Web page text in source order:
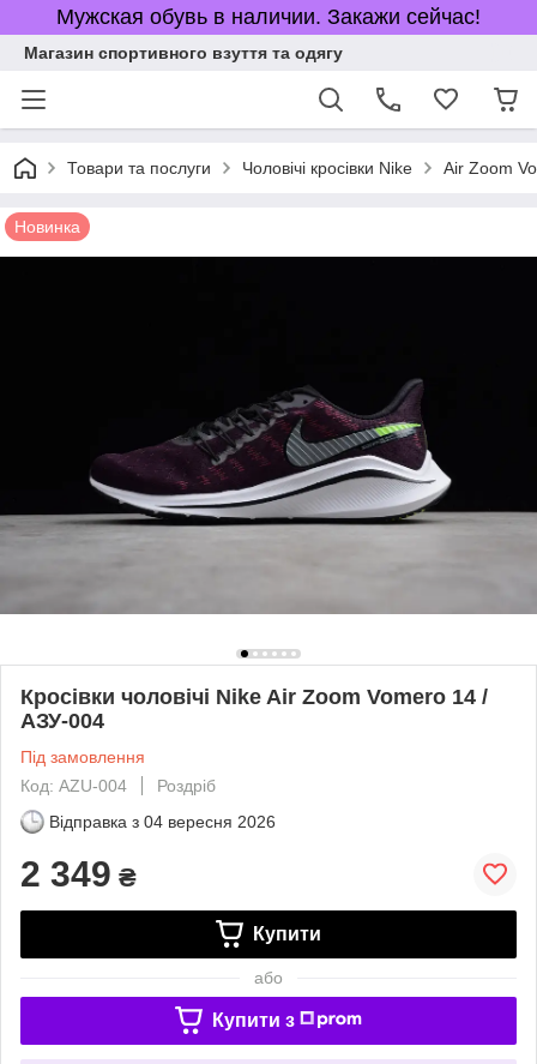
Мужская обувь в наличии. Закажи сейчас!
Магазин спортивного взуття та одягу
Товари та послуги Чоловічі кросівки Nike Air Zoom
Новинка
Кросівки чоловічі Nike Air Zoom Vomero 14 /
АЗУ-004
Під замовлення
Код: AZU-004
Роздріб
Відправка з 04 вересня 2026
2 349 ₴
Купити
або
Купити з